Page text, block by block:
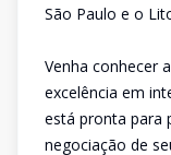
São Paulo e o
Venha conhecer
excelência em
está pronta para
negociação de